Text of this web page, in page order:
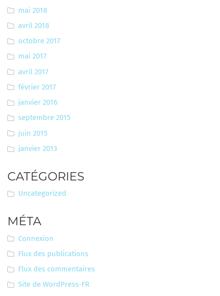
mai 2018
avril 2018
octobre 2017
mai 2017
avril 2017
février 2017
janvier 2016
septembre 2015
juin 2015
janvier 2013
CATÉGORIES
Uncategorized
MÉTA
Connexion
Flux des publications
Flux des commentaires
Site de WordPress-FR